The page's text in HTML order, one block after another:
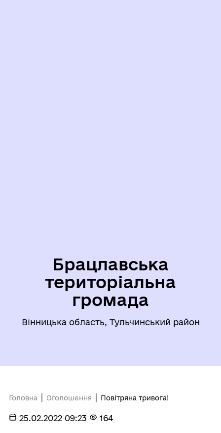
Брацлавська
територіальна
громада
Вінницька область, Тульчинський район
Головна Оголошення Повітряна тривога!
25.02.2022 09:23 164